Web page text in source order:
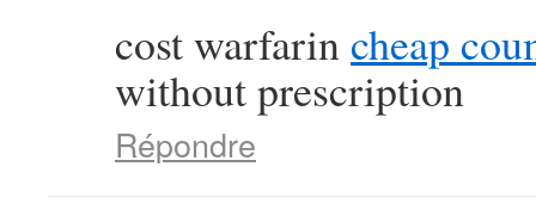
cost warfarin cheap
without prescription
Répondre